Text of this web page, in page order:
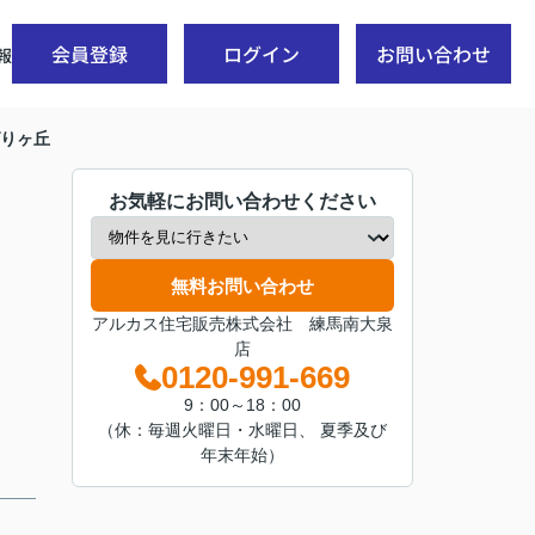
会員登録 ログイン お問い合わせ
ヶ丘
お気軽にお問い合わせください
無料お問い合わせ
アルカス住宅販売株式会社 練馬南大泉
店
0120-991-669
9：00～18：00
（休：毎週火曜日・水曜日、 夏季及び
年末年始）